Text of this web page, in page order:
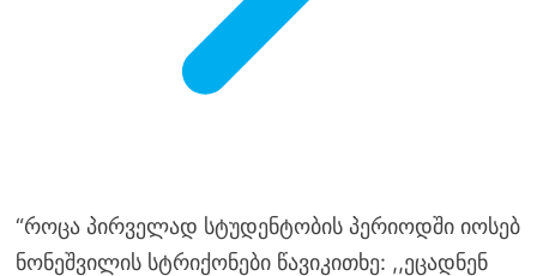
“როცა პირველად სტუდენტობის პერიოდში იოსებ
ნონეშვილის სტრიქონები წავიკითხე: ,,ეცადნენ